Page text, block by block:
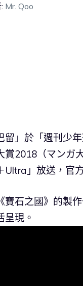
Mr. Qoo
留」於「週刊少
賞2018（マンガ
Ultra」放送，官
寶石之國》的製
呈現。